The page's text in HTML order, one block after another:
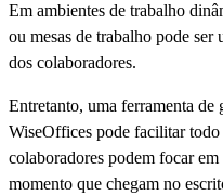
Em ambientes de trabalho
ou mesas de trabalho pode
dos colaboradores.
Entretanto, uma ferramenta de
WiseOffices pode facilitar todo
colaboradores podem focar
momento que chegam no